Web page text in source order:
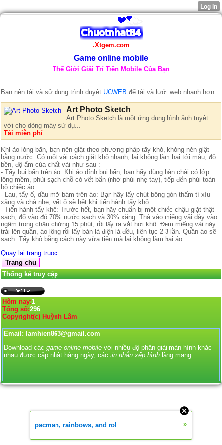
.Xtgem.com
Game online mobile
Thế Giới Giải Trí Trên Mobile Của Bạn
Bạn nên tải và sử dụng trình duyệt:UCWEB:để tải và lướt web nhanh hơn
Art Photo Sketch
Art Photo Sketch là một ứng dụng hình ảnh tuyệt
vời cho dòng máy sử dụ...
Tải miễn phí
Khi áo lông bẩn, bạn nên giặt theo phương pháp tẩy khô, không nên giặt
bằng nước. Có một vài cách giặt khô nhanh, lại không làm hại tới màu, độ
bền, độ ẩm của chất vải như sau :
- Tẩy bụi bẩn trên áo: Khi áo dính bụi bẩn, bạn hãy dùng bàn chải có lớp
lông mềm, phủi sạch chỗ có vết bẩn (nhớ phủi nhẹ tay), tiếp đến phủi toàn
bộ chiếc áo.
- Lau, tẩy ố, dầu mỡ bám trên áo: Bạn hãy lấy chút bông gòn thấm tí xíu
xăng và chà nhẹ, vết ố sẽ hết khi tiến hành tẩy khô.
- Tiến hành tẩy khô: Trước hết, bạn hãy chuẩn bị một chiếc chậu giặt thật
sạch, đổ vào đó 70% nước sạch và 30% xăng. Thả vào miếng vải dày vào
ngâm trong chậu chừng 15 phút, rồi lấy ra vắt hơi khô. Ðem miếng vải này
trải lên quần, áo lông rồi lấy bàn là điện là đều, liên tục 2-3 lần. Quần áo sẽ
sạch. Tẩy khô bằng cách này vừa tiện mà lại không làm hại áo.
Quay lai trang truoc
Thống kê truy cập
Hôm nay:1
Tổng số:296
Copyright(c) Huỳnh Lâm
Email: lamhien863@gmail.com
Download các game online mobile với nhiều độ phân giải màn hình khác
nhau được cập nhật hàng ngày, các tin nhắn xếp hình lãng mạng
pacman, rainbows, and rol »